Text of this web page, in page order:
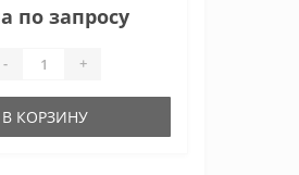
по запросу
- +
В КОРЗИНУ